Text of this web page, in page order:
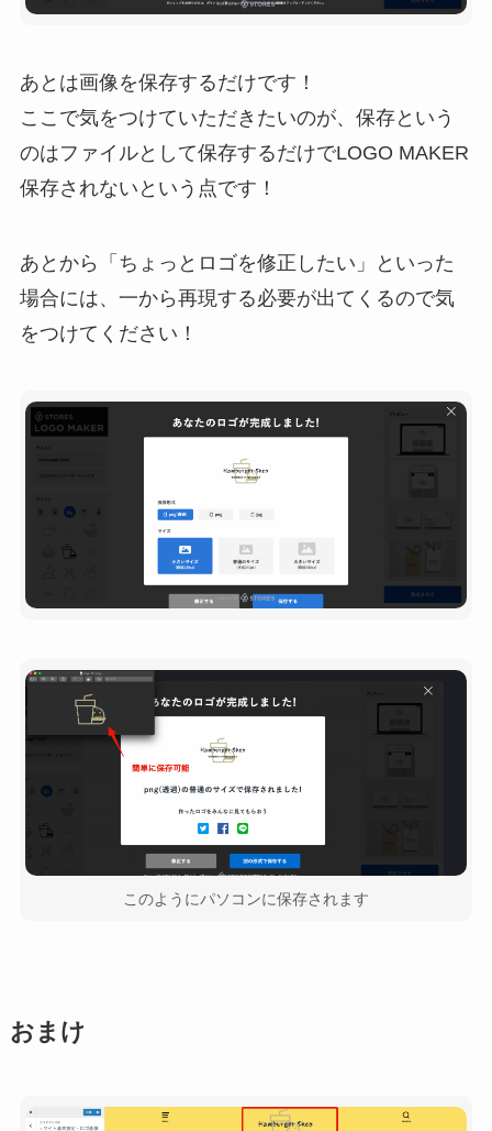
あとは画像を保存するだけです！
ここで気をつけていただきたいのが、保存という
のはファイルとして保存するだけでLOGO MAKER
保存されないという点です！
あとから「ちょっとロゴを修正したい」といった
場合には、一から再現する必要が出てくるので気
をつけてください！
このようにパソコンに保存されます
おまけ